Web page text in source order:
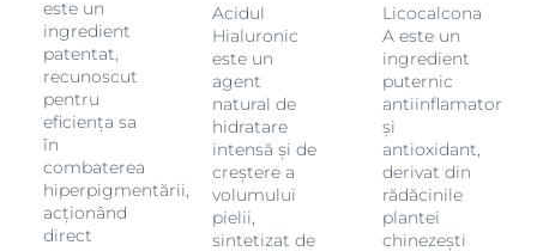
este un
ingredient
patentat,
recunoscut
pentru
eficiența sa
în
combaterea
hiperpigmentării,
acționând
direct
Acidul
Hialuronic
este un
agent
natural de
hidratare
intensă și de
creștere a
volumului
pielii,
sintetizat de
Licocalcona
A este un
ingredient
puternic
antiinflamator
și
antioxidant,
derivat din
rădăcinile
plantei
chinezești